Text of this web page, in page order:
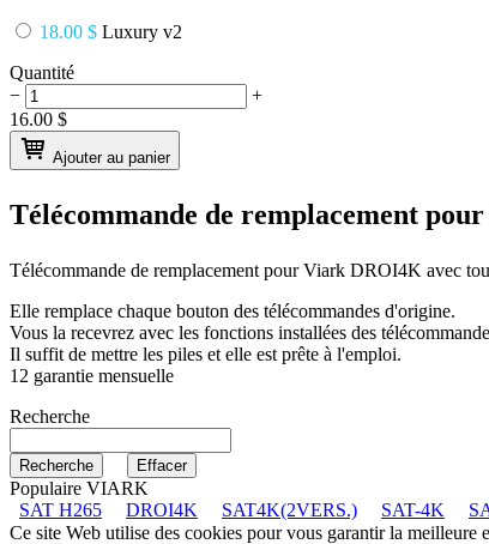
18.00 $ Luxury v2
Quantité
−
+
16.00 $
Ajouter au panier
Télécommande de remplacement pour
Télécommande de remplacement pourViark DROI4K avec
Elle remplace chaque bouton des télécommandes d'origine.
Vous la recevrez avec les fonctions installées des
Il suffit de mettre les piles et elle est prête à l'emploi.
12 garantie mensuelle
Recherche
Populaire VIARK
SAT H265
DROI4K SAT4K(2VERS.) SAT-4K
Ce site Web utilise des cookies pour vous garantir la meilleure